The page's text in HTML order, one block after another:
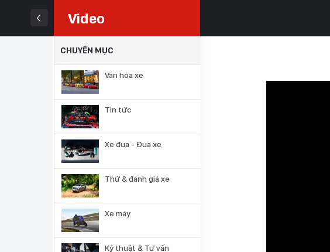
Video
CHUYÊN MỤC
Văn hóa xe
Tin tức
Xe đua - Đua xe
Thử & đánh giá xe
Xe máy
Kỹ thuật & Tư vấn